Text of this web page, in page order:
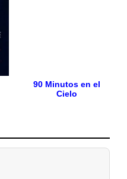
90 Minutos en el
Cielo